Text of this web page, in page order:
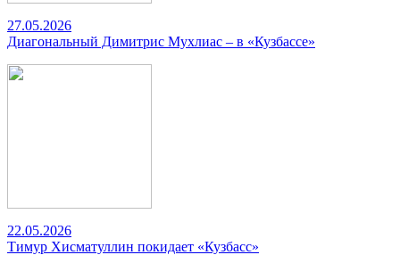
27.05.2026
Диагональный Димитрис Мухлиас – в «Кузбассе»
22.05.2026
Тимур Хисматуллин покидает «Кузбасс»